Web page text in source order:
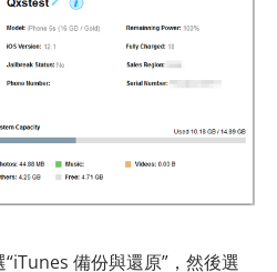
備份與還原”，然後選